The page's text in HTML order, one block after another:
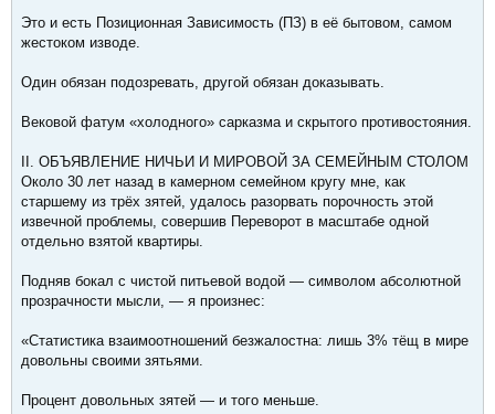
Это и есть Позиционная Зависимость (ПЗ) в её бытовом, самом
жестоком изводе.
Один обязан подозревать, другой обязан доказывать.
Вековой фатум «холодного» сарказма и скрытого противостояния.
II. ОБЪЯВЛЕНИЕ НИЧЬИ И МИРОВОЙ ЗА СЕМЕЙНЫМ СТОЛОМ
Около 30 лет назад в камерном семейном кругу мне, как
старшему из трёх зятей, удалось разорвать порочность этой
извечной проблемы, совершив Переворот в масштабе одной
отдельно взятой квартиры.
Подняв бокал с чистой питьевой водой — символом абсолютной
прозрачности мысли, — я произнес:
«Статистика взаимоотношений безжалостна: лишь 3% тёщ в мире
довольны своими зятьями.
Процент довольных зятей — и того меньше.